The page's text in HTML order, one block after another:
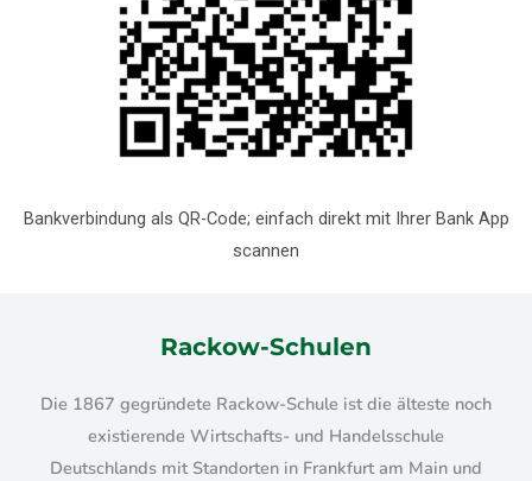
Bankverbindung als QR-Code; einfach direkt mit Ihrer Bank App
scannen
Rackow-Schulen
Die 1867 gegründete Rackow-Schule ist die älteste noch
existierende Wirtschafts- und Handelsschule
Deutschlands mit Standorten in Frankfurt am Main und